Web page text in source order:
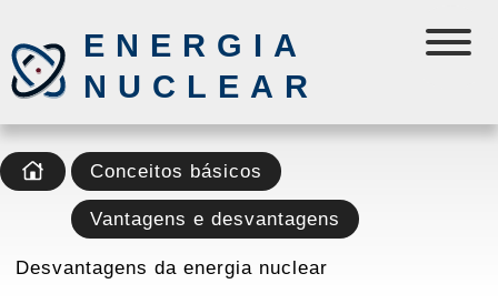
ENERGIA
NUCLEAR
Conceitos básicos
Vantagens e desvantagens
Desvantagens da energia nuclear